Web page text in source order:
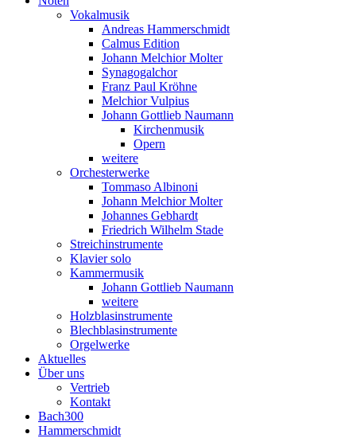
Vokalmusik
Andreas Hammerschmidt
Calmus Edition
Johann Melchior Molter
Synagogalchor
Franz Paul Kröhne
Melchior Vulpius
Johann Gottlieb Naumann
Kirchenmusik
Opern
weitere
Orchesterwerke
Tommaso Albinoni
Johann Melchior Molter
Johannes Gebhardt
Friedrich Wilhelm Stade
Streichinstrumente
Klavier solo
Kammermusik
Johann Gottlieb Naumann
weitere
Holzblasinstrumente
Blechblasinstrumente
Orgelwerke
Aktuelles
Über uns
Vertrieb
Kontakt
Bach300
Hammerschmidt